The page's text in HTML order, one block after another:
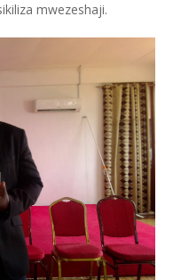
mwezeshaji.